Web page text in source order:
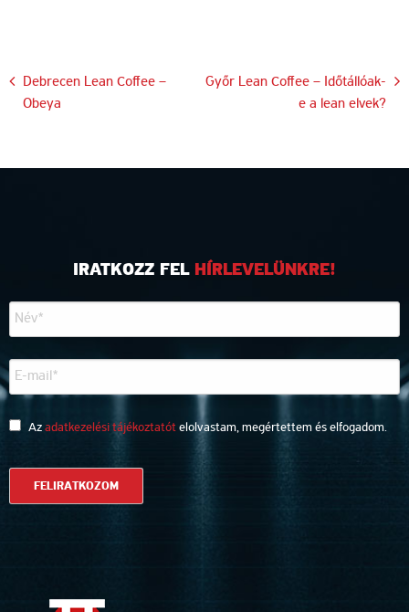
Bejegyzés
navigáció
Debrecen Lean Coffee –
Obeya
Győr Lean Coffee – Időtállóak-
e a lean elvek?
IRATKOZZ FEL HÍRLEVELÜNKRE!
Az adatkezelési tájékoztatót elolvastam, megértettem és elfogadom.